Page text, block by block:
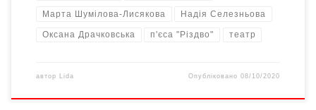
Марта Шумілова-Лисякова Надія Селезньова
Оксана Драчковська п'єса "Різдво" театр
автор Lida Опубліковано08/10/2020